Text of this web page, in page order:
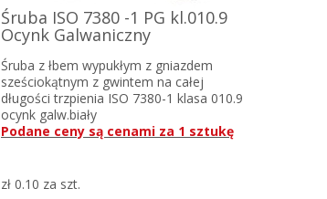
Śruba ISO 7380 -1 PG kl.010.9
Ocynk Galwaniczny
Śruba z łbem wypukłym z gniazdem
sześciokątnym z gwintem na całej
długości trzpienia ISO 7380-1 klasa 010.9
ocynk galw.biały
Podane ceny są cenami za 1 sztukę
zł 0.10 za szt.